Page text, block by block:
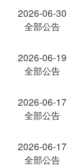
2026-06-30
全部公告
2026-06-19
全部公告
2026-06-17
全部公告
2026-06-17
全部公告